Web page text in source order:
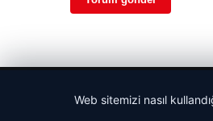
Web sitemizi nasıl